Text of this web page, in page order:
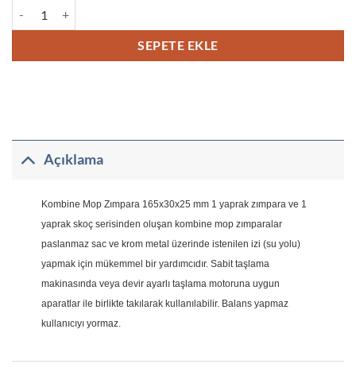
SEPETE EKLE
Açıklama
Kombine Mop Zımpara 165x30x25 mm 1 yaprak zımpara ve 1
yaprak skoç serisinden oluşan kombine mop zımparalar
paslanmaz sac ve krom metal üzerinde istenilen izi (su yolu)
yapmak için mükemmel bir yardımcıdır. Sabit taşlama
makinasında veya devir ayarlı taşlama motoruna uygun
aparatlar ile birlikte takılarak kullanılabilir. Balans yapmaz
kullanıcıyı yormaz.